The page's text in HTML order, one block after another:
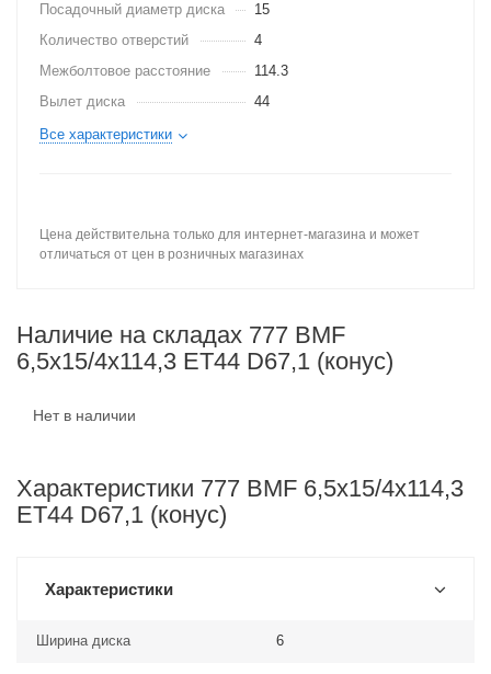
Посадочный диаметр диска
15
Количество отверстий
4
Межболтовое расстояние
114.3
Вылет диска
44
Все характеристики
Цена действительна только для интернет-магазина и может
отличаться от цен в розничных магазинах
Наличие на складах 777 BMF
6,5x15/4x114,3 ET44 D67,1 (конус)
Нет в наличии
Характеристики 777 BMF 6,5x15/4x114,3
ET44 D67,1 (конус)
Характеристики
Ширина диска 6